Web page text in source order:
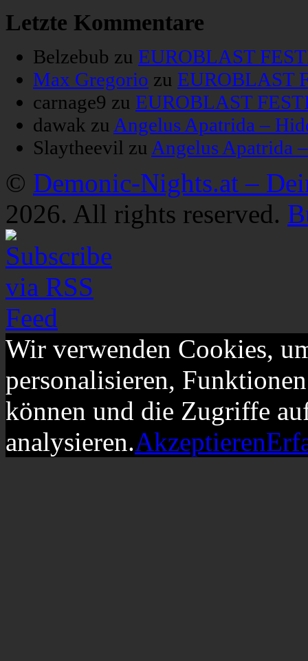
Letzte Kommentare
Belzebub zu EUROBLAST
Max Gregorio zu EUROBLAST
carnage9 zu EUROBLAST
dawak zu Angelus Apatrida –
Slaytheevil zu Angelus Apatrida
© Demonic-Nights.at –
2026. All rights reserved.
Wir verwenden Cookies,
personalisieren,
können und die Zugriffe
analysieren.Akzeptieren